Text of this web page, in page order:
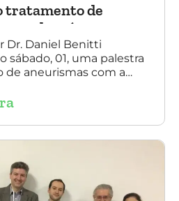
tratamento de
a endoprótese
Alegre
Dr. Daniel Benitti
01, uma palestra
aneurismas com a
(ao centro) com os
Vascular do Rio Grande